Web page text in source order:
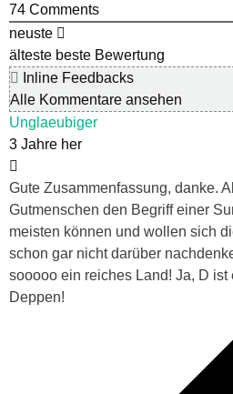
74 Comments
neuste
älteste beste Bewertung
Inline Feedbacks
Alle Kommentare ansehen
Unglaeubiger
3 Jahre her
Gute Zusammenfassung, danke.
Gutmenschen den Begriff einer
meisten können und wollen sich
schon gar nicht darüber
sooooo ein reiches Land! Ja, D
Deppen!